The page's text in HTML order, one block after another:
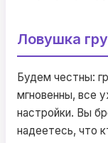
Ловушка
Будем честны:
мгновенны, все
настройки. Вы
надеетесь, что